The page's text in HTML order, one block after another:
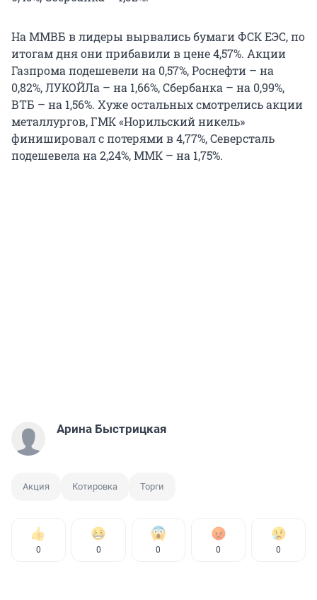
На ММВБ в лидеры вырвались бумаги ФСК ЕЭС, по
итогам дня они прибавили в цене 4,57%. Акции
Газпрома подешевели на 0,57%, Роснефти – на
0,82%, ЛУКОЙЛа – на 1,66%, Сбербанка – на 0,99%,
ВТБ – на 1,56%. Хуже остальных смотрелись акции
металлургов, ГМК «Норильский никель»
финишировал с потерями в 4,77%, Северсталь
подешевела на 2,24%, ММК – на 1,75%.
Арина Быстрицкая
Акция Котировка Торги
0 0 0 0 0